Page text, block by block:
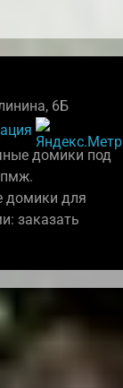
6Б
домики под
пмж.
домики для
заказать